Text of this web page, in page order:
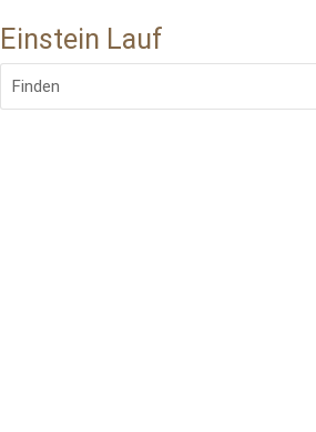
Einstein Lauf
Finden